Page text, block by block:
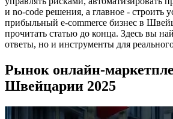
и no-code решения, а главное - строить
прибыльный e-commerce бизнес в
прочитать статью до конца. Здесь вы
ответы, но и инструменты для
Рынок онлайн-
Швейцарии 2025